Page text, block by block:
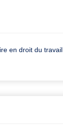
en droit du travail